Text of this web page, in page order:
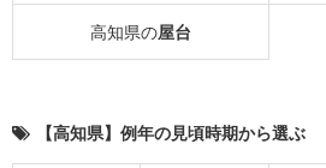
高知県の屋台
【高知県】例年の見頃時期から選ぶ